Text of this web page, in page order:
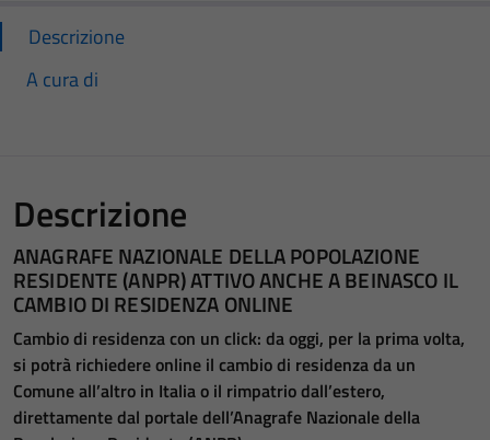
Descrizione
A cura di
Descrizione
ANAGRAFE NAZIONALE DELLA POPOLAZIONE
RESIDENTE (ANPR) ATTIVO ANCHE A BEINASCO IL
CAMBIO DI RESIDENZA ONLINE
Cambio di residenza con un click: da oggi, per la prima volta,
si potrà richiedere online il cambio di residenza da un
Comune all’altro in Italia o il rimpatrio dall’estero,
direttamente dal portale dell’Anagrafe Nazionale della